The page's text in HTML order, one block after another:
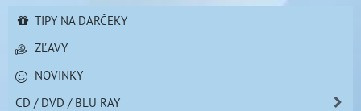
TIPY NA DARČEKY
ZĽAVY
NOVINKY
CD / DVD / BLU RAY